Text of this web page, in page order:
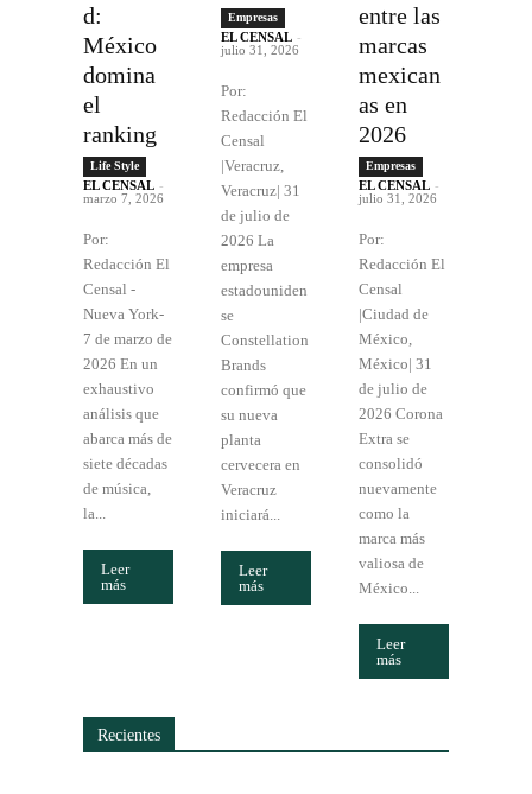
d:
México
domina
el
ranking
Life Style
EL CENSAL -
marzo 7, 2026
Por:
Redacción El
Censal -
Nueva York-
7 de marzo de
2026 En un
exhaustivo
análisis que
abarca más de
siete décadas
de música,
la...
Leer
más
Empresas
EL CENSAL -
julio 31, 2026
Por:
Redacción El
Censal
|Veracruz,
Veracruz| 31
de julio de
2026 La
empresa
estadouniden
se
Constellation
Brands
confirmó que
su nueva
planta
cervecera en
Veracruz
iniciará...
Leer
más
entre las
marcas
mexican
as en
2026
Empresas
EL CENSAL -
julio 31, 2026
Por:
Redacción El
Censal
|Ciudad de
México,
México| 31
de julio de
2026 Corona
Extra se
consolidó
nuevamente
como la
marca más
valiosa de
México...
Leer
más
Recientes